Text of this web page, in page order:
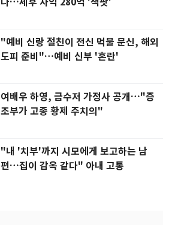
"예비 신랑 절친이 전신 먹물 문신, 해외
도피 준비"…예비 신부 '혼란'
여배우 하영, 금수저 가정사 공개…"증
조부가 고종 황제 주치의"
"내 '치부'까지 시모에게 보고하는 남
편…집이 감옥 같다" 아내 고통